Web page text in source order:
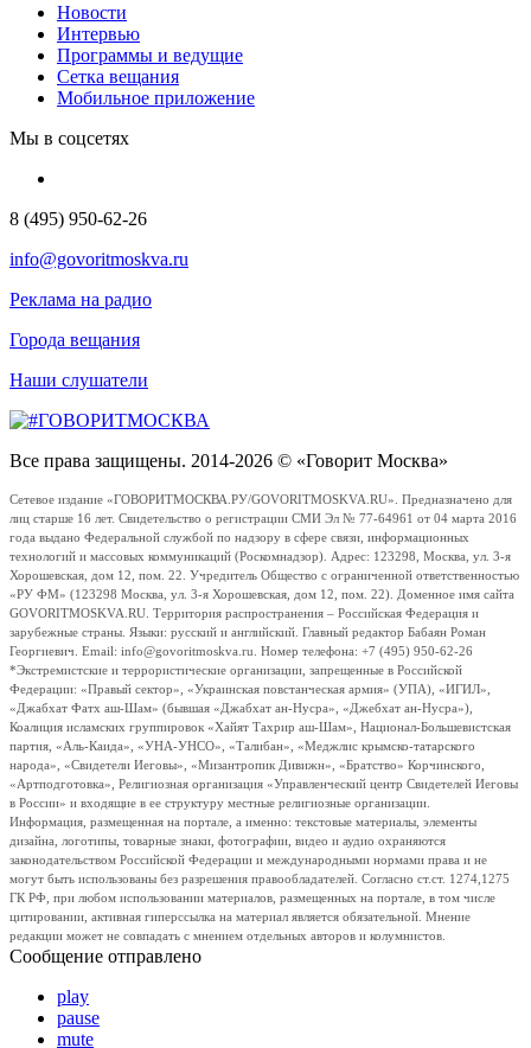
Новости
Интервью
Программы и ведущие
Сетка вещания
Мобильное приложение
Мы в соцсетях
8 (495) 950-62-26
info@govoritmoskva.ru
Реклама на радио
Города вещания
Наши слушатели
Все права защищены. 2014-2026 © «Говорит Москва»
Сетевое издание «ГОВОРИТМОСКВА.РУ/GOVORITMOSKVA.RU». Предназначено для
лиц старше 16 лет. Свидетельство о регистрации СМИ Эл № 77-64961 от 04 марта 2016
года выдано Федеральной службой по надзору в сфере связи, информационных
технологий и массовых коммуникаций (Роскомнадзор). Адрес: 123298, Москва, ул. 3-я
Хорошевская, дом 12, пом. 22. Учредитель Общество с ограниченной ответственностью
«РУ ФМ» (123298 Москва, ул. 3-я Хорошевская, дом 12, пом. 22). Доменное имя сайта
GOVORITMOSKVA.RU. Территория распространения – Российская Федерация и
зарубежные страны. Языки: русский и английский. Главный редактор Бабаян Роман
Георгиевич. Email: info@govoritmoskva.ru. Номер телефона: +7 (495) 950-62-26
*Экстремистские и террористические организации, запрещенные в Российской
Федерации: «Правый сектор», «Украинская повстанческая армия» (УПА), «ИГИЛ»,
«Джабхат Фатх аш-Шам» (бывшая «Джабхат ан-Нусра», «Джебхат ан-Нусра»),
Коалиция исламских группировок «Хайят Тахрир аш-Шам», Национал-Большевистская
партия, «Аль-Каида», «УНА-УНСО», «Талибан», «Меджлис крымско-татарского
народа», «Свидетели Иеговы», «Мизантропик Дивижн», «Братство» Корчинского,
«Артподготовка», Религиозная организация «Управленческий центр Свидетелей Иеговы
в России» и входящие в ее структуру местные религиозные организации.
Информация, размещенная на портале, а именно: текстовые материалы, элементы
дизайна, логотипы, товарные знаки, фотографии, видео и аудио охраняются
законодательством Российской Федерации и международными нормами права и не
могут быть использованы без разрешения правообладателей. Согласно ст.ст. 1274,1275
ГК РФ, при любом использовании материалов, размещенных на портале, в том числе
цитировании, активная гиперссылка на материал является обязательной. Мнение
редакции может не совпадать с мнением отдельных авторов и колумнистов.
Сообщение отправлено
play
pause
mute